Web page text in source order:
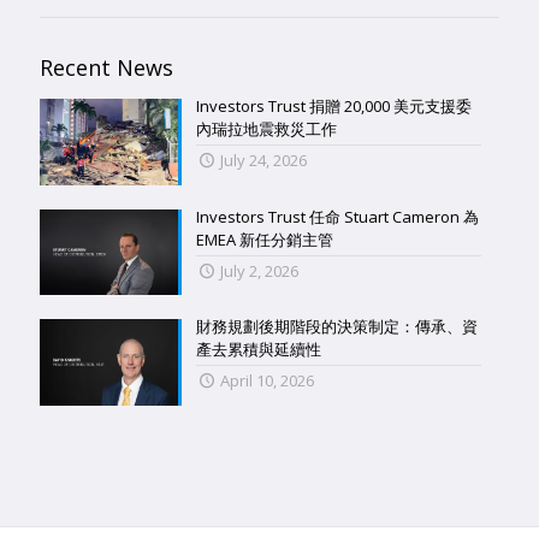
Recent News
Investors Trust 捐贈 20,000 美元支援委
內瑞拉地震救災工作
July 24, 2026
Investors Trust 任命 Stuart Cameron 為
EMEA 新任分銷主管
July 2, 2026
財務規劃後期階段的決策制定：傳承、資
產去累積與延續性
April 10, 2026